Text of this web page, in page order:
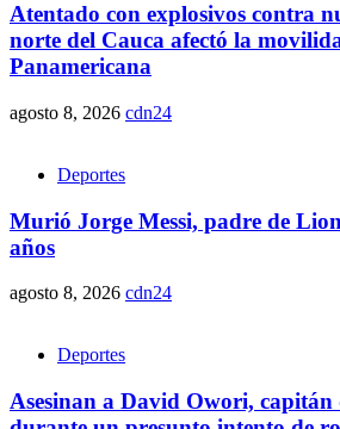
Atentado con explosivos contra
norte del Cauca afectó la
Panamericana
agosto 8, 2026 cdn24
Deportes
Murió Jorge Messi, padre de
años
agosto 8, 2026 cdn24
Deportes
Asesinan a David Owori, capitán